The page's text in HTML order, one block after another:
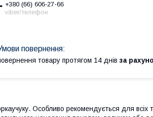
+380 (66) 606-27-66
viber/телефон
товару протягом 14 днів за
Особливо рекомендується для всіх